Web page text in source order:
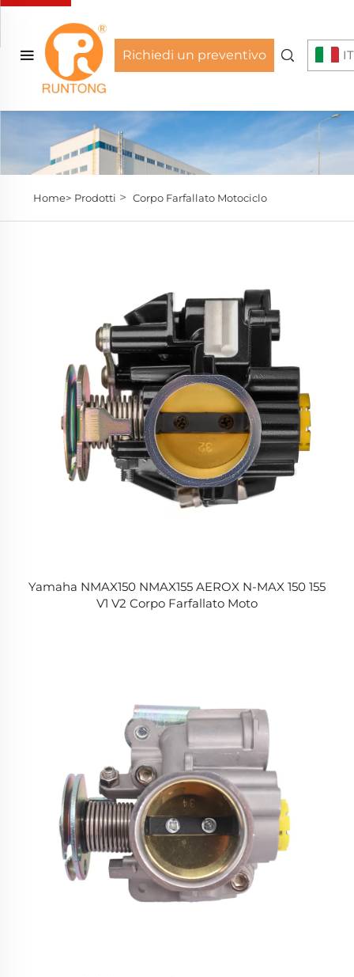
Richiedi un preventivo IT
Home> Prodotti > Corpo Farfallato Motociclo
Yamaha NMAX150 NMAX155 AEROX N-MAX 150 155
V1 V2 Corpo Farfallato Moto